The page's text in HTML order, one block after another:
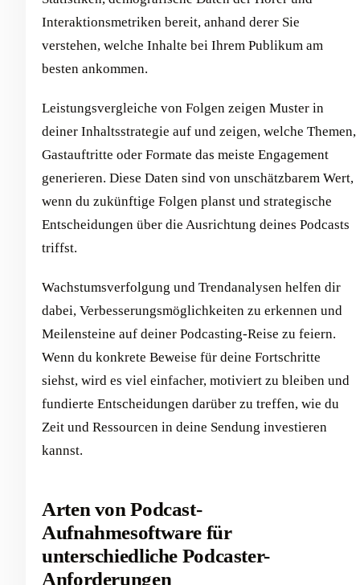
Interaktionsmetriken bereit, anhand derer Sie
verstehen, welche Inhalte bei Ihrem Publikum am
besten ankommen.
Leistungsvergleiche von Folgen zeigen Muster in
deiner Inhaltsstrategie auf und zeigen, welche Themen,
Gastauftritte oder Formate das meiste Engagement
generieren. Diese Daten sind von unschätzbarem Wert,
wenn du zukünftige Folgen planst und strategische
Entscheidungen über die Ausrichtung deines Podcasts
triffst.
Wachstumsverfolgung und Trendanalysen helfen dir
dabei, Verbesserungsmöglichkeiten zu erkennen und
Meilensteine auf deiner Podcasting-Reise zu feiern.
Wenn du konkrete Beweise für deine Fortschritte
siehst, wird es viel einfacher, motiviert zu bleiben und
fundierte Entscheidungen darüber zu treffen, wie du
Zeit und Ressourcen in deine Sendung investieren
kannst.
Arten von Podcast-
Aufnahmesoftware für
unterschiedliche Podcaster-
Anforderungen